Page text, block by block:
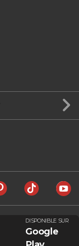
DISPONIBLE SUR
Google